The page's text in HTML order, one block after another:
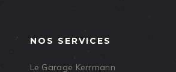
NOS SERVICES
Le Garage Kerrmann